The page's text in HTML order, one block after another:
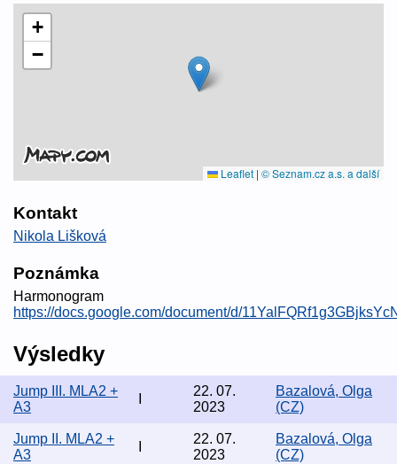
+
−
Leaflet | © Seznam.cz a.s. a další
Kontakt
Nikola Lišková
Poznámka
Harmonogram
https://docs.google.com/document/d/
Výsledky
Jump III. MLA2 +
A3
22. 07.
2023
Bazalová, Olga
(CZ)
Jump II. MLA2 +
A3
22. 07.
2023
Bazalová, Olga
(CZ)